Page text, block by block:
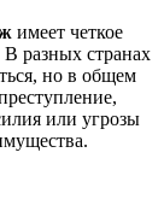
имеет четкое
разных странах
но в общем
или угрозы